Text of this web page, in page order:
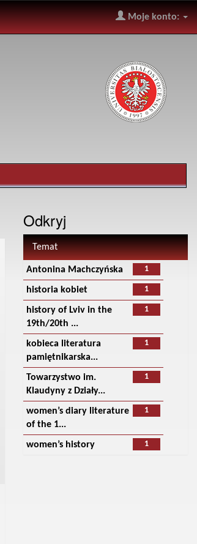
Moje konto:
Odkryj
Temat
1
Antonina Machczyńska
1
historia kobiet
1
history of Lviv in the
19th/20th ...
1
kobieca literatura
pamiętnikarska...
1
Towarzystwo im.
Klaudyny z Działy...
1
women’s diary literature
of the 1...
1
women’s history